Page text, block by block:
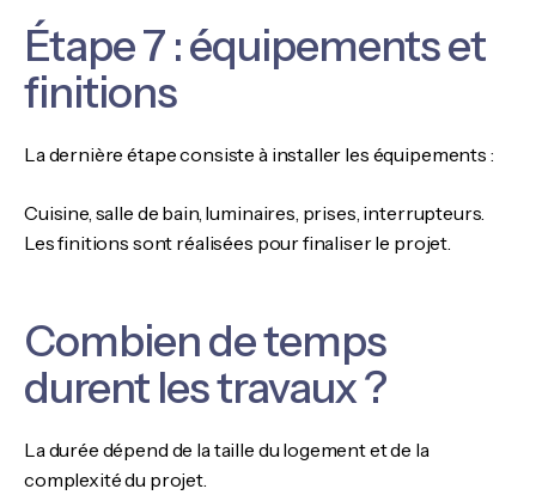
Étape 7 : équipements et
finitions
La dernière étape consiste à installer les équipements :
Cuisine, salle de bain, luminaires, prises, interrupteurs.
Les finitions sont réalisées pour finaliser le projet.
Combien de temps
durent les travaux ?
La durée dépend de la taille du logement et de la
complexité du projet.